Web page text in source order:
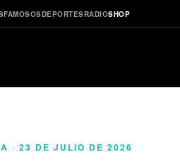
FAMOSOSDEPORTESRADIOSHOP
· 23 DE JULIO DE 2026